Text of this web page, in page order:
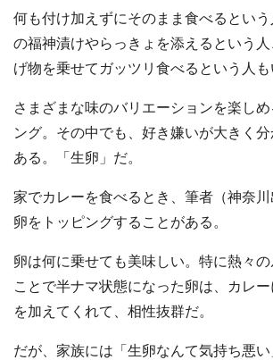
何も付け加えずにそのまま食べるとい
の福神漬けやらっきょを添えるという
げ物を乗せてガッツリ食べるという人も
さまざまな味のバリエーションを楽し
ング。その中でも、好き嫌いが大きく
ある。「生卵」だ。
家でカレーを食べるとき、筆者（神奈
卵をトッピングすることがある。
卵は何に乗せても美味しい。特に熱々
ことで半ナマ状態になった卵は、カレ
を加えてくれて、相性抜群だ。
だが、家族には「生卵なんて気持ち悪